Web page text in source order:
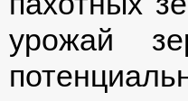
урожай